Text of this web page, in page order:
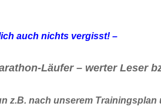
auch nichts vergisst! –
Läufer – werter Leser
z.B. nach unserem